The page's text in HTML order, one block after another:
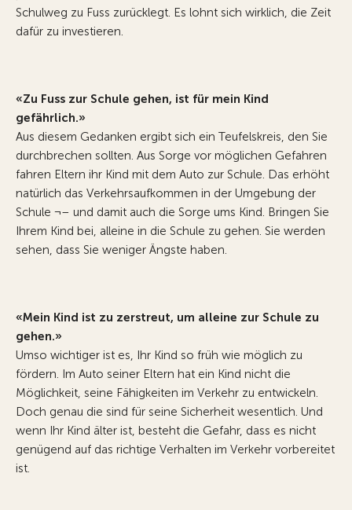
Schulweg zu Fuss zurücklegt. Es lohnt sich wirklich, die Zeit
dafür zu investieren.
«Zu Fuss zur Schule gehen, ist für mein Kind
gefährlich.»
Aus diesem Gedanken ergibt sich ein Teufelskreis, den Sie
durchbrechen sollten. Aus Sorge vor möglichen Gefahren
fahren Eltern ihr Kind mit dem Auto zur Schule. Das erhöht
natürlich das Verkehrsaufkommen in der Umgebung der
Schule ¬– und damit auch die Sorge ums Kind. Bringen Sie
Ihrem Kind bei, alleine in die Schule zu gehen. Sie werden
sehen, dass Sie weniger Ängste haben.
«Mein Kind ist zu zerstreut, um alleine zur Schule zu
gehen.»
Umso wichtiger ist es, Ihr Kind so früh wie möglich zu
fördern. Im Auto seiner Eltern hat ein Kind nicht die
Möglichkeit, seine Fähigkeiten im Verkehr zu entwickeln.
Doch genau die sind für seine Sicherheit wesentlich. Und
wenn Ihr Kind älter ist, besteht die Gefahr, dass es nicht
genügend auf das richtige Verhalten im Verkehr vorbereitet
ist.